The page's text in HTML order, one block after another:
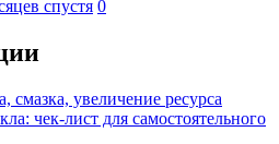
спустя 0
смазка, увеличение ресурса
чек-лист для самостоятельного